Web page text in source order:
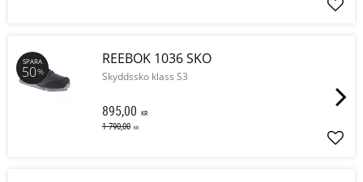
REEBOK 1036 SKO
Skyddssko klass S3
895,00 KR
1 790,00 KR
SPARA
50%